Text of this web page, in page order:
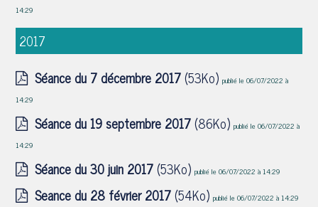
14:29
2017
Séance du 7 décembre 2017(53Ko)publié le 06/07/2022 à
14:29
Séance du 19 septembre 2017(86Ko)publié le 06/07/2022 à
14:29
Séance du 30 juin 2017(53Ko)publié le 06/07/2022 à 14:29
Seance du 28 février 2017(54Ko)publié le 06/07/2022 à 14:29